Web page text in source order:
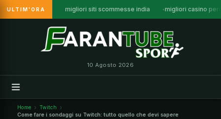
ULTIM'ORA migliori siti scommesse india migliori casino
10 Agosto 2026
Home
Twitch
Come fare i sondaggi su Twitch: tutto quello che devi sapere